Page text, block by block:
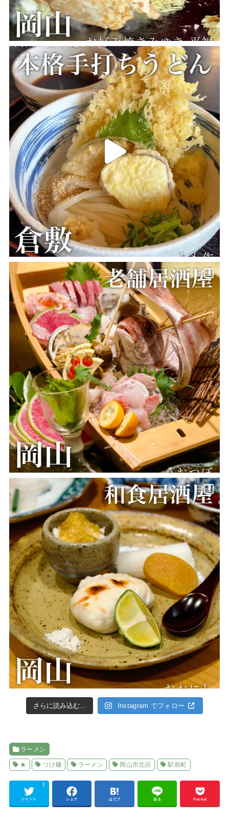
さらに読み込む... Instagram でフォロー
ラーメン
★ つけ麺 ラーメン 岡山市北区 駅前町
ツイート
1
シェア はてブ 送る Pocket